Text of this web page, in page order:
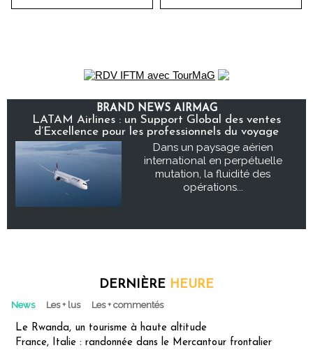
BRAND NEWS AIRMAG
LATAM Airlines : un Support Global des ventes
d’Excellence pour les professionnels du voyage
Dans un paysage aérien
international en perpétuelle
mutation, la fluidité des
opérations...
DERNIÈRE HEURE
News Les + lus Les + commentés
Le Rwanda, un tourisme à haute altitude
France, Italie : randonnée dans le Mercantour frontalier